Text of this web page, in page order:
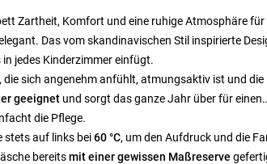
Zartheit, Komfort und eine ruhige Atmosphäre für
Das vom skandinavischen Stil inspirierte
jedes Kinderzimmer einfügt.
die sich angenehm anfühlt, atmungsaktiv ist und die
geeignet und sorgt das ganze Jahr über für einen
die Pflege.
stets auf links bei60 °C, um den Aufdruck und die
bereitsmit einer gewissen Maßreserve